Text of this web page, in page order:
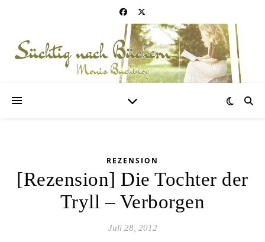
REZENSION
[Rezension] Die Tochter der
Tryll – Verborgen
Juli 28, 2012